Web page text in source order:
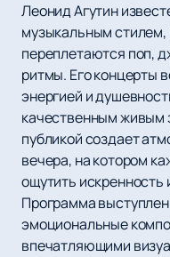
Леонид Агутин
музыкальным стилем,
переплетаются поп,
ритмы. Его концерты
энергией и
качественным живым
публикой создает
вечера, на котором
ощутить искренность
Программа
эмоциональные
впечатляющими